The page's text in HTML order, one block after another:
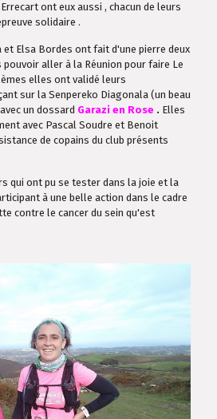
ont eux aussi , chacun de leurs
solidaire .
Elsa Bordes ont fait d'une pierre deux
pouvoir aller à la Réunion pour faire Le
elles ont validé leurs
sur la Senpereko Diagonala (un beau
un dossard Garazi en Rose . Elles
avec Pascal Soudre et Benoit
de copains du club présents
qui ont pu se tester dans la joie et la
à une belle action dans le cadre
contre le cancer du sein qu'est